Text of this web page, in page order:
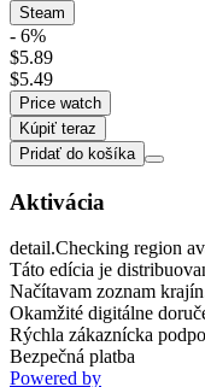
Steam
- 6%
$5.89
$5.49
Price watch
Kúpiť teraz
Pridať do košíka
Aktivácia
detail.Checking region
Táto edícia je
Načítavam zoznam
Okamžité digitálne
Rýchla zákaznícka
Bezpečná platba
Powered by